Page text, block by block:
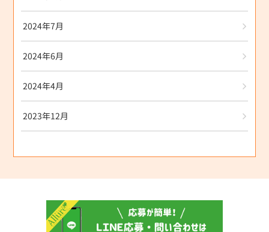
2024年7月
2024年6月
2024年4月
2023年12月